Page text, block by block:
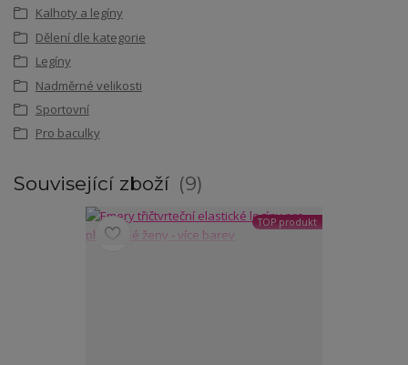
Kalhoty a legíny
Dělení dle kategorie
Legíny
Nadměrné velikosti
Sportovní
Pro baculky
Související zboží 9
TOP produkt